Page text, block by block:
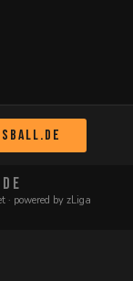
powered by zLiga